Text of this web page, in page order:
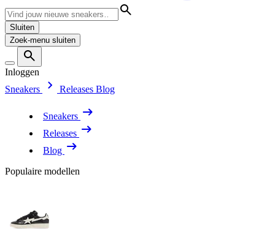
Sluiten
Zoek-menu sluiten
Inloggen
Sneakers
Releases Blog
Sneakers
Releases
Blog
Populaire modellen